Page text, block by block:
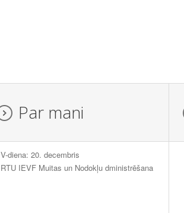
Par mani
V-diena: 20. decembris
RTU IEVF Muitas un Nodokļu dministrēšana